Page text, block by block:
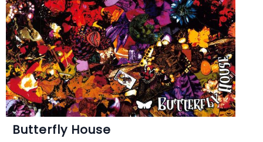
Butterfly House